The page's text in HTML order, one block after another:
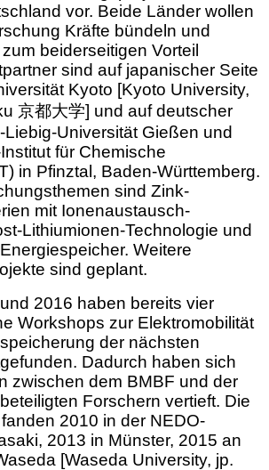
vor. Beide Länder wollen
Kräfte bündeln und
beiderseitigen Vorteil
sind auf japanischer Seite
Kyoto [Kyoto University,
京都大学] und auf deutscher
Universität Gießen und
für Chemische
in Pfinztal, Baden-Württemberg.
sind Zink-
mit Ionenaustausch-
Lithiumionen-Technologie und
Weitere
sind geplant.
2016 haben bereits vier
Workshops zur Elektromobilität
der nächsten
Dadurch haben sich
zwischen dem BMBF und der
Forschern vertieft. Die
2010 in der NEDO-
2013 in Münster, 2015 an
[Waseda University, jp.